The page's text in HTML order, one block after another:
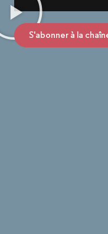
S'abonner à la